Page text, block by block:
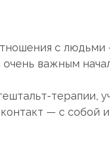
с
важным
терапии,
— с собой